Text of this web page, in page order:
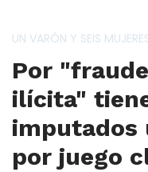
UN VARÓN Y SEIS
Por
ilícita"
imputados
por juego